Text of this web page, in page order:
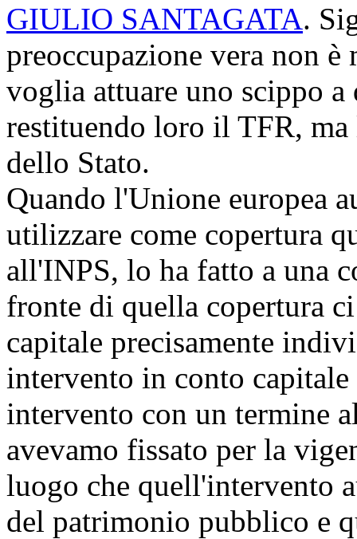
GIULIO SANTAGATA.
preoccupazione vera non
voglia attuare uno scippo
restituendo loro il TFR,
dello Stato.
Quando l'Unione europea
utilizzare come copertura
all'INPS, lo ha fatto a una
fronte di quella copertura
capitale precisamente
intervento in conto
intervento con un termine
avevamo fissato per la
luogo che quell'intervento
del patrimonio pubblico e